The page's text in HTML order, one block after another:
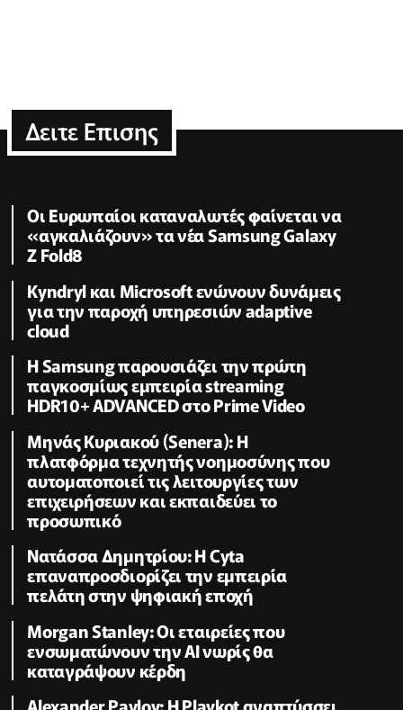
Δειτε Επισης
Οι Ευρωπαίοι καταναλωτές φαίνεται να
«αγκαλιάζουν» τα νέα Samsung Galaxy
Z Fold8
Kyndryl και Microsoft ενώνουν δυνάμεις
για την παροχή υπηρεσιών adaptive
cloud
Η Samsung παρουσιάζει την πρώτη
παγκοσμίως εμπειρία streaming
HDR10+ ADVANCED στο Prime Video
Μηνάς Κυριακού (Senera): Η
πλατφόρμα τεχνητής νοημοσύνης που
αυτοματοποιεί τις λειτουργίες των
επιχειρήσεων και εκπαιδεύει το
προσωπικό
Νατάσσα Δημητρίου: Η Cyta
επαναπροσδιορίζει την εμπειρία
πελάτη στην ψηφιακή εποχή
Morgan Stanley: Οι εταιρείες που
ενσωματώνουν την ΑΙ νωρίς θα
καταγράψουν κέρδη